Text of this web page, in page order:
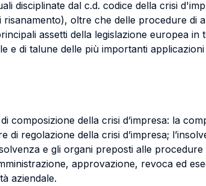
disciplinate dal c.d. codice della crisi
oltre che delle procedure di
assetti della legislazione europea
e di talune delle più importanti
composizione della crisi d’impresa: la
di regolazione della crisi d’impresa;
e gli organi preposti alle
approvazione, revoca ed
aziendale.